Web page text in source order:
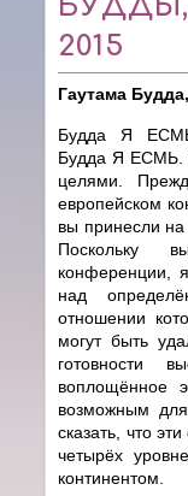
2015
Гаутама Будда,
Будда Я
Будда Я ЕСМЬ.
целями.
европейском
вы принесли на
Поскольку
конференции,
над
отношении
могут быть
готовности
воплощённое
возможным
сказать, что
четырёх
континентом.